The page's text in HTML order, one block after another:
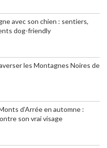
avec son chien : sentiers,
dog-friendly
les Montagnes Noires de
d’Arrée en automne :
son vrai visage